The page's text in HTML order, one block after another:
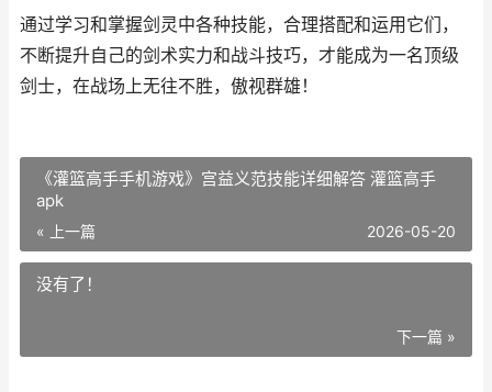
通过学习和掌握剑灵中各种技能，合理搭配和运用它们，
不断提升自己的剑术实力和战斗技巧，才能成为一名顶级
剑士，在战场上无往不胜，傲视群雄！
《灌篮高手手机游戏》宫益义范技能详细解答 灌篮高手
apk
« 上一篇 2026-05-20
没有了！
下一篇 »